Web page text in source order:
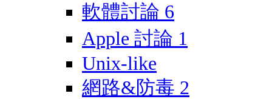
軟體討論 6
Apple 討論 1
Unix-like
網路&防毒 2